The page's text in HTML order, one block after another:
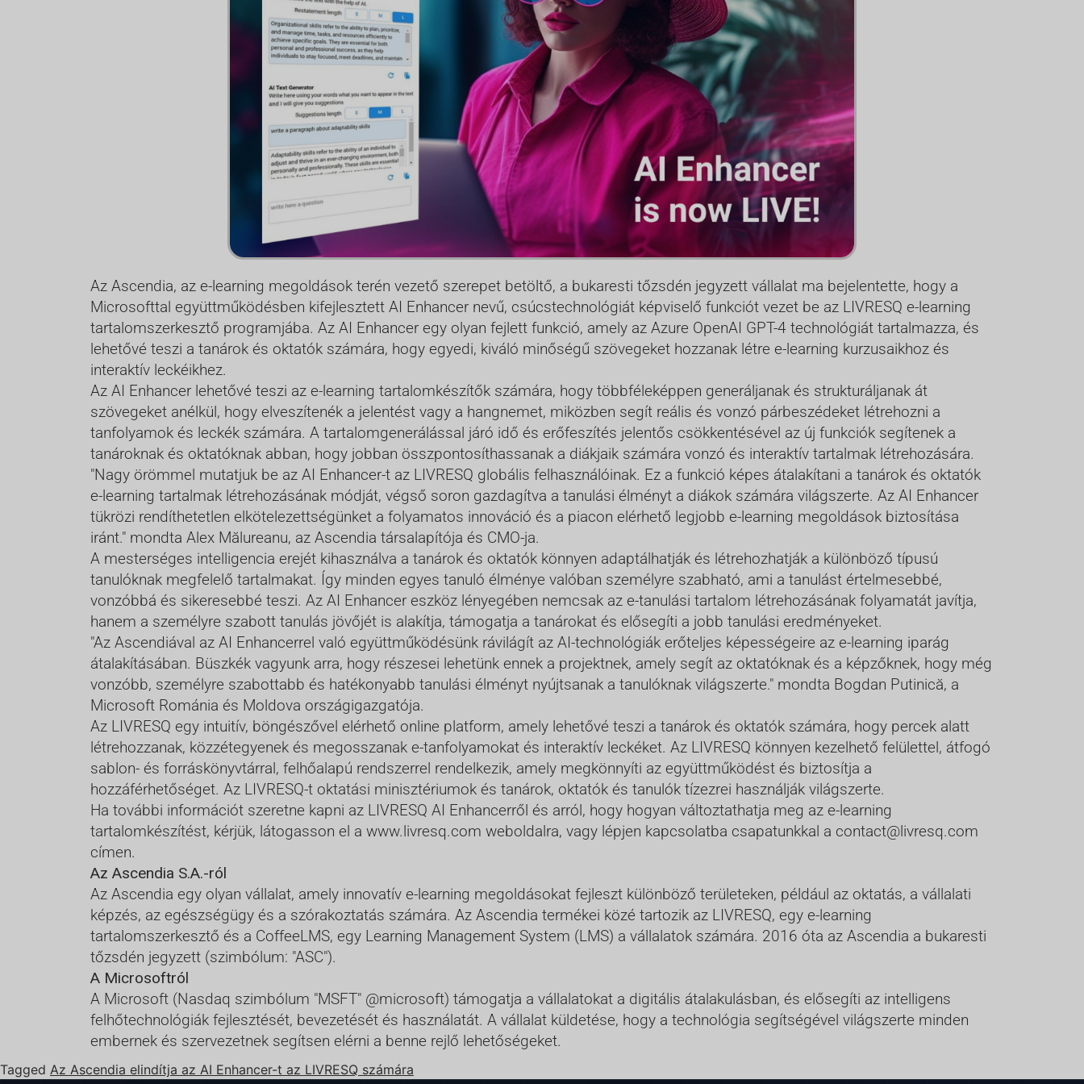
Az Ascendia, az e-learning megoldások terén vezető szerepet betöltő, a bukaresti tőzsdén jegyzett vállalat ma bejelentette, hogy a
Microsofttal együttműködésben kifejlesztett AI Enhancer nevű, csúcstechnológiát képviselő funkciót vezet be az LIVRESQ e-learning
tartalomszerkesztő programjába. Az AI Enhancer egy olyan fejlett funkció, amely az Azure OpenAI GPT-4 technológiát tartalmazza, és
lehetővé teszi a tanárok és oktatók számára, hogy egyedi, kiváló minőségű szövegeket hozzanak létre e-learning kurzusaikhoz és
interaktív leckéikhez.
Az AI Enhancer lehetővé teszi az e-learning tartalomkészítők számára, hogy többféleképpen generáljanak és strukturáljanak át
szövegeket anélkül, hogy elveszítenék a jelentést vagy a hangnemet, miközben segít reális és vonzó párbeszédeket létrehozni a
tanfolyamok és leckék számára. A tartalomgenerálással járó idő és erőfeszítés jelentős csökkentésével az új funkciók segítenek a
tanároknak és oktatóknak abban, hogy jobban összpontosíthassanak a diákjaik számára vonzó és interaktív tartalmak létrehozására.
"Nagy örömmel mutatjuk be az AI Enhancer-t az LIVRESQ globális felhasználóinak. Ez a funkció képes átalakítani a tanárok és oktatók
e-learning tartalmak létrehozásának módját, végső soron gazdagítva a tanulási élményt a diákok számára világszerte. Az AI Enhancer
tükrözi rendíthetetlen elkötelezettségünket a folyamatos innováció és a piacon elérhető legjobb e-learning megoldások biztosítása
iránt." mondta Alex Mălureanu, az Ascendia társalapítója és CMO-ja.
A mesterséges intelligencia erejét kihasználva a tanárok és oktatók könnyen adaptálhatják és létrehozhatják a különböző típusú
tanulóknak megfelelő tartalmakat. Így minden egyes tanuló élménye valóban személyre szabható, ami a tanulást értelmesebbé,
vonzóbbá és sikeresebbé teszi. Az AI Enhancer eszköz lényegében nemcsak az e-tanulási tartalom létrehozásának folyamatát javítja,
hanem a személyre szabott tanulás jövőjét is alakítja, támogatja a tanárokat és elősegíti a jobb tanulási eredményeket.
"Az Ascendiával az AI Enhancerrel való együttműködésünk rávilágít az AI-technológiák erőteljes képességeire az e-learning iparág
átalakításában. Büszkék vagyunk arra, hogy részesei lehetünk ennek a projektnek, amely segít az oktatóknak és a képzőknek, hogy még
vonzóbb, személyre szabottabb és hatékonyabb tanulási élményt nyújtsanak a tanulóknak világszerte." mondta Bogdan Putinică, a
Microsoft Románia és Moldova országigazgatója.
Az LIVRESQ egy intuitív, böngészővel elérhető online platform, amely lehetővé teszi a tanárok és oktatók számára, hogy percek alatt
létrehozzanak, közzétegyenek és megosszanak e-tanfolyamokat és interaktív leckéket. Az LIVRESQ könnyen kezelhető felülettel, átfogó
sablon- és forráskönyvtárral, felhőalapú rendszerrel rendelkezik, amely megkönnyíti az együttműködést és biztosítja a
hozzáférhetőséget. Az LIVRESQ-t oktatási minisztériumok és tanárok, oktatók és tanulók tízezrei használják világszerte.
Ha további információt szeretne kapni az LIVRESQ AI Enhancerről és arról, hogy hogyan változtathatja meg az e-learning
tartalomkészítést, kérjük, látogasson el a www.livresq.com weboldalra, vagy lépjen kapcsolatba csapatunkkal a contact@livresq.com
címen.
Az Ascendia S.A.-ról
Az Ascendia egy olyan vállalat, amely innovatív e-learning megoldásokat fejleszt különböző területeken, például az oktatás, a vállalati
képzés, az egészségügy és a szórakoztatás számára. Az Ascendia termékei közé tartozik az LIVRESQ, egy e-learning
tartalomszerkesztő és a CoffeeLMS, egy Learning Management System (LMS) a vállalatok számára. 2016 óta az Ascendia a bukaresti
tőzsdén jegyzett (szimbólum: "ASC").
A Microsoftról
A Microsoft (Nasdaq szimbólum "MSFT" @microsoft) támogatja a vállalatokat a digitális átalakulásban, és elősegíti az intelligens
felhőtechnológiák fejlesztését, bevezetését és használatát. A vállalat küldetése, hogy a technológia segítségével világszerte minden
embernek és szervezetnek segítsen elérni a benne rejlő lehetőségeket.
Tagged Az Ascendia elindítja az AI Enhancer-t az LIVRESQ számára